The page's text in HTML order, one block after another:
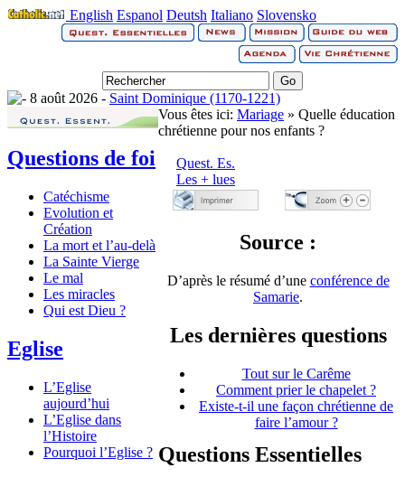
English Espanol Deutsh Italiano Slovensko
8 août 2026 - Saint Dominique (1170-1221)
Questions de foi
Catéchisme
Evolution et
Création
La mort et l’au-delà
La Sainte Vierge
Le mal
Les miracles
Qui est Dieu ?
Eglise
L’Eglise
aujourd’hui
L’Eglise dans
l’Histoire
Pourquoi l’Eglise ?
Vous êtes ici: Mariage » Quelle éducation
chrétienne pour nos enfants ?
Quest. Es.
Les + lues
Source :
D’après le résumé d’une conférence de
Samarie.
Les dernières questions
Tout sur le Carême
Comment prier le chapelet ?
Existe-t-il une façon chrétienne de
faire l’amour ?
Questions Essentielles